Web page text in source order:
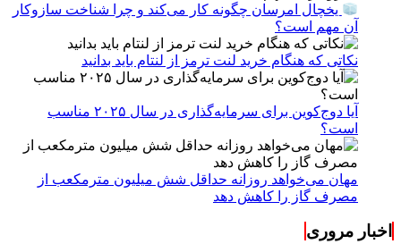
یخچال امرسان چگونه کار می‌کند و چرا شناخت سازوکار
آن مهم است؟
نکاتی که هنگام خرید لنت ترمز از لنتام باید بدانید
آیا دوج‌کوین برای سرمایه‌گذاری در سال ۲۰۲۵ مناسب
است؟
مهان می‌خواهد روزانه حداقل شش میلیون مترمکعب از
مصرف گاز را کاهش دهد
اخبار مروری